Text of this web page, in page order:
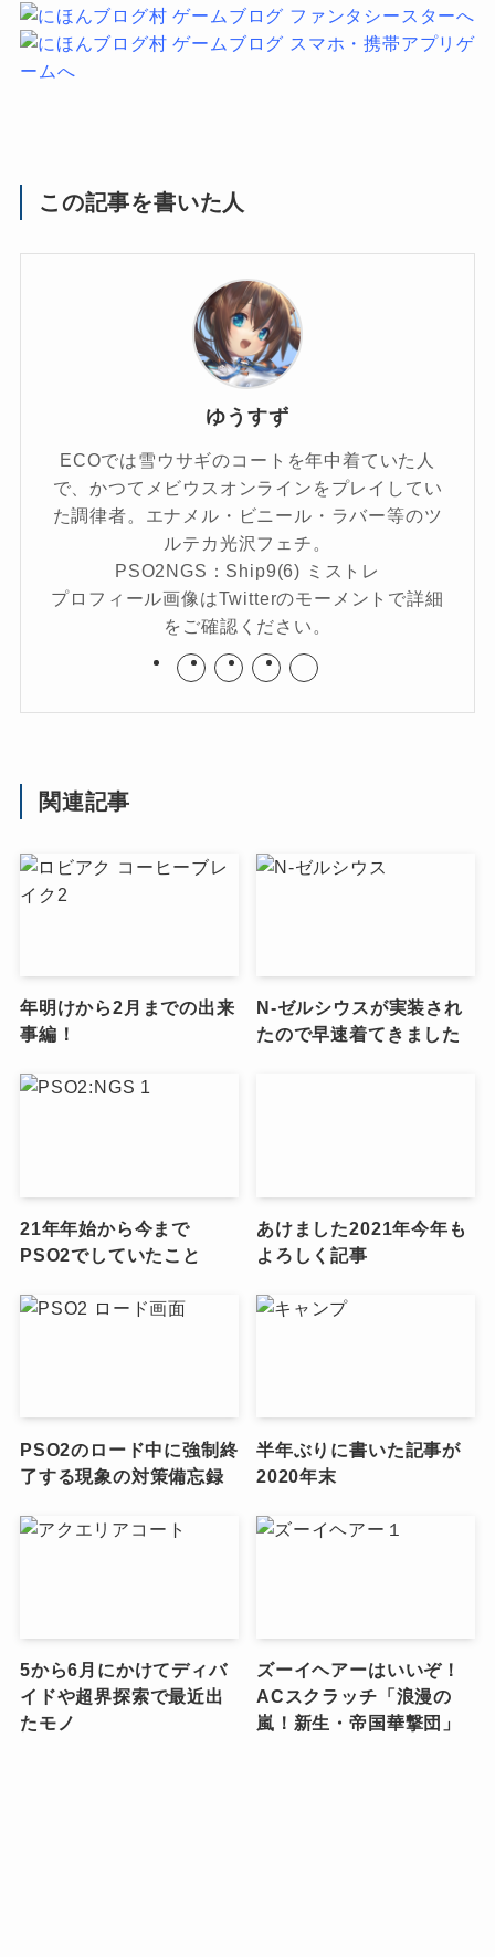
この記事を書いた人
ゆうすず
ECOでは雪ウサギのコートを年中着ていた人
で、かつてメビウスオンラインをプレイしてい
た調律者。エナメル・ビニール・ラバー等のツ
ルテカ光沢フェチ。
PSO2NGS：Ship9(6) ミストレ
プロフィール画像はTwitterのモーメントで詳細
をご確認ください。
関連記事
年明けから2月までの出来
事編！
N-ゼルシウスが実装され
たので早速着てきました
21年年始から今まで
PSO2でしていたこと
あけました2021年今年も
よろしく記事
PSO2のロード中に強制終
了する現象の対策備忘録
半年ぶりに書いた記事が
2020年末
5から6月にかけてディバ
イドや超界探索で最近出
たモノ
ズーイヘアーはいいぞ！
ACスクラッチ「浪漫の
嵐！新生・帝国華撃団」